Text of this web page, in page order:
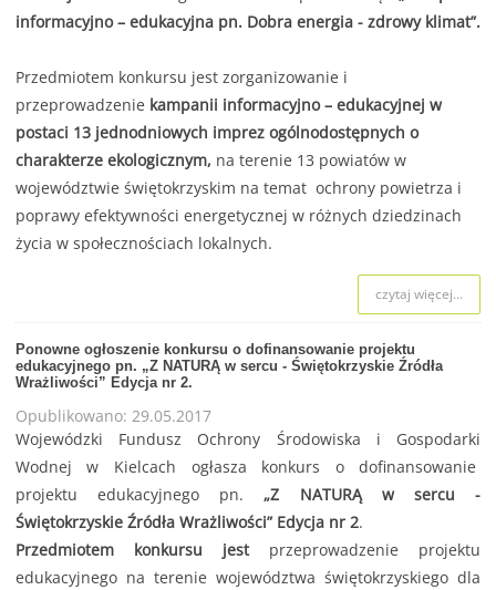
informacyjno – edukacyjna pn. Dobra energia - zdrowy klimat”.
Przedmiotem konkursu jest zorganizowanie i
przeprowadzenie kampanii informacyjno – edukacyjnej w
postaci 13 jednodniowych imprez ogólnodostępnych o
charakterze ekologicznym, na terenie 13 powiatów w
województwie świętokrzyskim na temat ochrony powietrza i
poprawy efektywności energetycznej w różnych dziedzinach
życia w społecznościach lokalnych.
czytaj więcej...
Ponowne ogłoszenie konkursu o dofinansowanie projektu
edukacyjnego pn. „Z NATURĄ w sercu - Świętokrzyskie Źródła
Wrażliwości” Edycja nr 2.
Opublikowano: 29.05.2017
Wojewódzki Fundusz Ochrony Środowiska i Gospodarki
Wodnej w Kielcach ogłasza konkurs o dofinansowanie
projektu edukacyjnego pn.„Z NATURĄ w sercu -
Świętokrzyskie Źródła Wrażliwości” Edycja nr 2.
Przedmiotem konkursu jestprzeprowadzenie projektu
edukacyjnego na terenie województwa świętokrzyskiego dla